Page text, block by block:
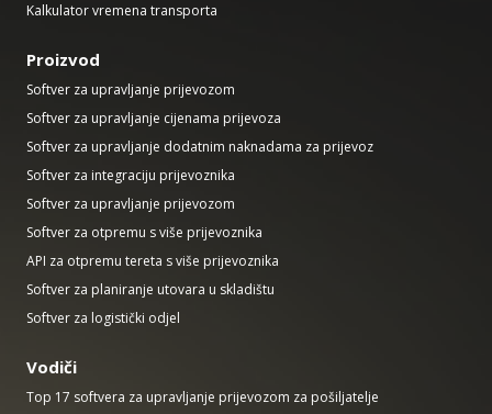
Kalkulator vremena transporta
Proizvod
Softver za upravljanje prijevozom
Softver za upravljanje cijenama prijevoza
Softver za upravljanje dodatnim naknadama za prijevoz
Softver za integraciju prijevoznika
Softver za upravljanje prijevozom
Softver za otpremu s više prijevoznika
API za otpremu tereta s više prijevoznika
Softver za planiranje utovara u skladištu
Softver za logistički odjel
Vodiči
Top 17 softvera za upravljanje prijevozom za pošiljatelje